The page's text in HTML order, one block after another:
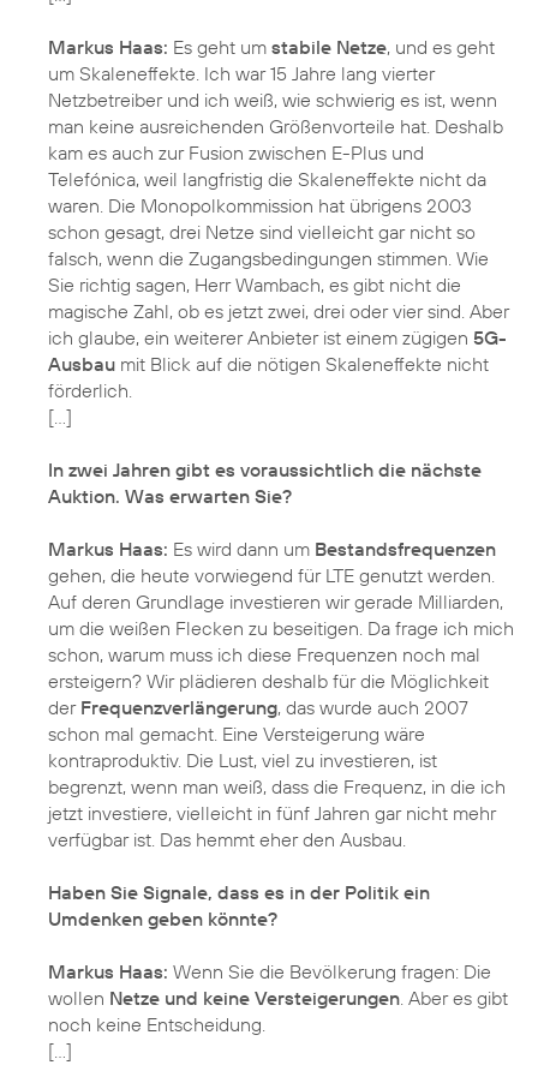
Markus Haas: Es geht um stabile Netze, und es geht
um Skaleneffekte. Ich war 15 Jahre lang vierter
Netzbetreiber und ich weiß, wie schwierig es ist, wenn
man keine ausreichenden Größenvorteile hat. Deshalb
kam es auch zur Fusion zwischen E-Plus und
Telefónica, weil langfristig die Skaleneffekte nicht da
waren. Die Monopolkommission hat übrigens 2003
schon gesagt, drei Netze sind vielleicht gar nicht so
falsch, wenn die Zugangsbedingungen stimmen. Wie
Sie richtig sagen, Herr Wambach, es gibt nicht die
magische Zahl, ob es jetzt zwei, drei oder vier sind. Aber
ich glaube, ein weiterer Anbieter ist einem zügigen 5G-
Ausbau mit Blick auf die nötigen Skaleneffekte nicht
förderlich.
[…]
In zwei Jahren gibt es voraussichtlich die nächste
Auktion. Was erwarten Sie?
Markus Haas: Es wird dann um Bestandsfrequenzen
gehen, die heute vorwiegend für LTE genutzt werden.
Auf deren Grundlage investieren wir gerade Milliarden,
um die weißen Flecken zu beseitigen. Da frage ich mich
schon, warum muss ich diese Frequenzen noch mal
ersteigern? Wir plädieren deshalb für die Möglichkeit
der Frequenzverlängerung, das wurde auch 2007
schon mal gemacht. Eine Versteigerung wäre
kontraproduktiv. Die Lust, viel zu investieren, ist
begrenzt, wenn man weiß, dass die Frequenz, in die ich
jetzt investiere, vielleicht in fünf Jahren gar nicht mehr
verfügbar ist. Das hemmt eher den Ausbau.
Haben Sie Signale, dass es in der Politik ein
Umdenken geben könnte?
Markus Haas: Wenn Sie die Bevölkerung fragen: Die
wollen Netze und keine Versteigerungen . Aber es gibt
noch keine Entscheidung.
[…]